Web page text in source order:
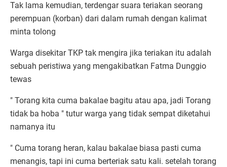
Tak lama kemudian, terdengar suara teriakan seorang
perempuan (korban) dari dalam rumah dengan kalimat
minta tolong
Warga disekitar TKP tak mengira jika teriakan itu adalah
sebuah peristiwa yang mengakibatkan Fatma Dunggio
tewas
" Torang kita cuma bakalae bagitu atau apa, jadi Torang
tidak ba hoba " tutur warga yang tidak sempat diketahui
namanya itu
" Cuma torang heran, kalau bakalae biasa pasti cuma
menangis, tapi ini cuma berteriak satu kali. setelah torang